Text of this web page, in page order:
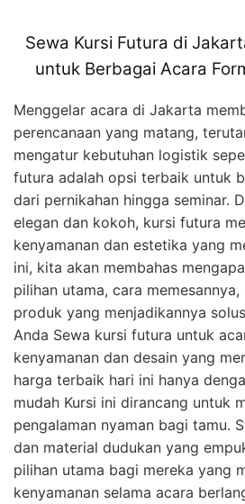
Sewa Kursi Futura di
untuk Berbagai Acara
Menggelar acara di Jakarta
perencanaan yang matang,
mengatur kebutuhan logistik
futura adalah opsi terbaik untuk
dari pernikahan hingga seminar.
elegan dan kokoh, kursi futura
kenyamanan dan estetika yang
ini, kita akan membahas
pilihan utama, cara
produk yang menjadikannya
Anda Sewa kursi futura untuk
kenyamanan dan desain yang
harga terbaik hari ini hanya
mudah Kursi ini dirancang untuk
pengalaman nyaman bagi tamu.
dan material dudukan yang
pilihan utama bagi mereka yang
kenyamanan selama acara